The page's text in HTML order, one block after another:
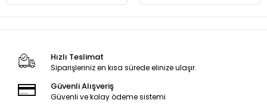
Hızlı Teslimat
Siparişleriniz en kısa sürede elinize ulaşır.
Güvenli Alışveriş
Güvenli ve kolay ödeme sistemi